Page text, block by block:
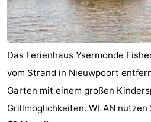
Das Ferienhaus Ysermonde
vom Strand in Nieuwpoort
Garten mit einem großen
Grillmöglichkeiten. WLAN nutzen